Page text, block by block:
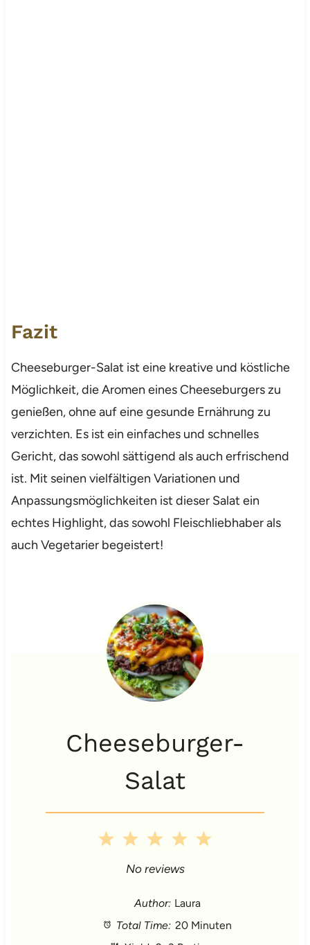
Fazit
Cheeseburger-Salat ist eine kreative und köstliche
Möglichkeit, die Aromen eines Cheeseburgers zu
genießen, ohne auf eine gesunde Ernährung zu
verzichten. Es ist ein einfaches und schnelles
Gericht, das sowohl sättigend als auch erfrischend
ist. Mit seinen vielfältigen Variationen und
Anpassungsmöglichkeiten ist dieser Salat ein
echtes Highlight, das sowohl Fleischliebhaber als
auch Vegetarier begeistert!
Cheeseburger-
Salat
5
a
4
t
a
3
S
t
a
2
S
t
a
1
a
No reviews
Author: Laura
Total Time: 20 Minuten